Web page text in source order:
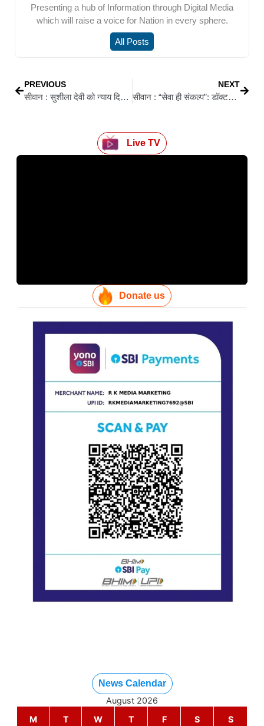
Presenting a hub of Information through Digital Media
which will raise a voice for Nation in every sphere.
All Posts
PREVIOUS
सीवान : सुशीला देवी को न्याय दिलाने को लेकर गरजी कांग्रेस, गुठनी थाने पर प्रदर्शन 3 जुलाई
NEXT
सीवान : “सेवा ही संकल्प”: डॉक्टर आशुतोष दिनेन्द्र को मिला चिकित्सीय सेवा के लिए सम्मान
Live TV
Donate us
News Calendar
August 2026
M
T W T F S S